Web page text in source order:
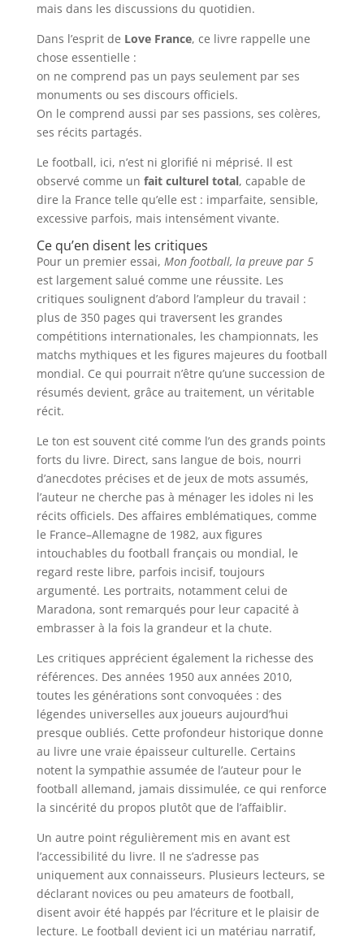
mais dans les discussions du quotidien.
Dans l’esprit de Love France, ce livre rappelle une
chose essentielle :
on ne comprend pas un pays seulement par ses
monuments ou ses discours officiels.
On le comprend aussi par ses passions, ses colères,
ses récits partagés.
Le football, ici, n’est ni glorifié ni méprisé. Il est
observé comme un fait culturel total, capable de
dire la France telle qu’elle est : imparfaite, sensible,
excessive parfois, mais intensément vivante.
Ce qu’en disent les critiques
Pour un premier essai, Mon football, la preuve par 5
est largement salué comme une réussite. Les
critiques soulignent d’abord l’ampleur du travail :
plus de 350 pages qui traversent les grandes
compétitions internationales, les championnats, les
matchs mythiques et les figures majeures du football
mondial. Ce qui pourrait n’être qu’une succession de
résumés devient, grâce au traitement, un véritable
récit.
Le ton est souvent cité comme l’un des grands points
forts du livre. Direct, sans langue de bois, nourri
d’anecdotes précises et de jeux de mots assumés,
l’auteur ne cherche pas à ménager les idoles ni les
récits officiels. Des affaires emblématiques, comme
le France–Allemagne de 1982, aux figures
intouchables du football français ou mondial, le
regard reste libre, parfois incisif, toujours
argumenté. Les portraits, notamment celui de
Maradona, sont remarqués pour leur capacité à
embrasser à la fois la grandeur et la chute.
Les critiques apprécient également la richesse des
références. Des années 1950 aux années 2010,
toutes les générations sont convoquées : des
légendes universelles aux joueurs aujourd’hui
presque oubliés. Cette profondeur historique donne
au livre une vraie épaisseur culturelle. Certains
notent la sympathie assumée de l’auteur pour le
football allemand, jamais dissimulée, ce qui renforce
la sincérité du propos plutôt que de l’affaiblir.
Un autre point régulièrement mis en avant est
l’accessibilité du livre. Il ne s’adresse pas
uniquement aux connaisseurs. Plusieurs lecteurs, se
déclarant novices ou peu amateurs de football,
disent avoir été happés par l’écriture et le plaisir de
lecture. Le football devient ici un matériau narratif,